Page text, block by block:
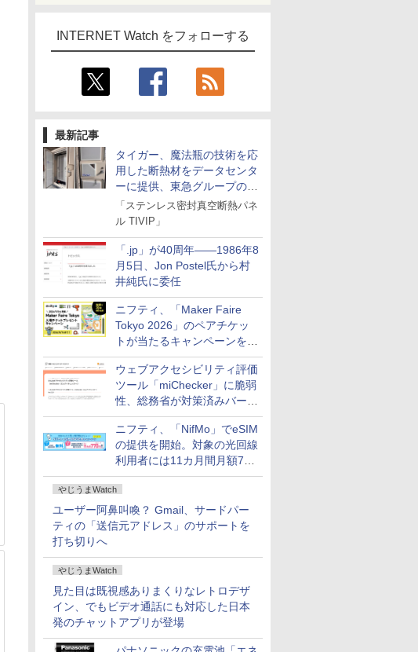
INTERNET Watch をフォローする
最新記事
タイガー、魔法瓶の技術を応
用した断熱材をデータセンタ
ーに提供、東急グループの実
証実験で
「ステンレス密封真空断熱パネ
ル TIVIP」
「.jp」が40周年――1986年8
月5日、Jon Postel氏から村
井純氏に委任
ニフティ、「Maker Faire
Tokyo 2026」のペアチケッ
トが当たるキャンペーンをX
で実施。8月16日まで
ウェブアクセシビリティ評価
ツール「miChecker」に脆弱
性、総務省が対策済みバージ
ョンへの更新を呼び掛け
ニフティ、「NifMo」でeSIM
の提供を開始。対象の光回線
利用者には11カ月間月額770
円割引のキャンペーン
やじうまWatch
ユーザー阿鼻叫喚？ Gmail、サードパー
ティの「送信元アドレス」のサポートを
打ち切りへ
やじうまWatch
見た目は既視感ありまくりなレトロデザ
イン、でもビデオ通話にも対応した日本
発のチャットアプリが登場